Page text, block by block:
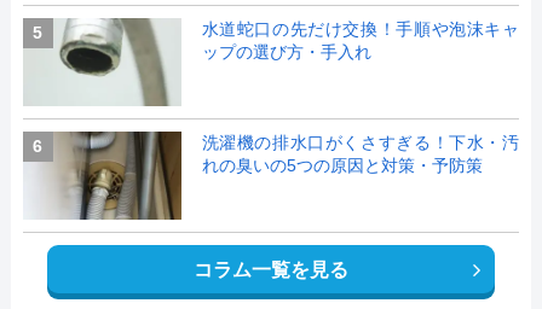
5
水道蛇口の先だけ交換！手順や泡沫キャ
ップの選び方・手入れ
6
洗濯機の排水口がくさすぎる！下水・汚
れの臭いの5つの原因と対策・予防策
コラム一覧を見る